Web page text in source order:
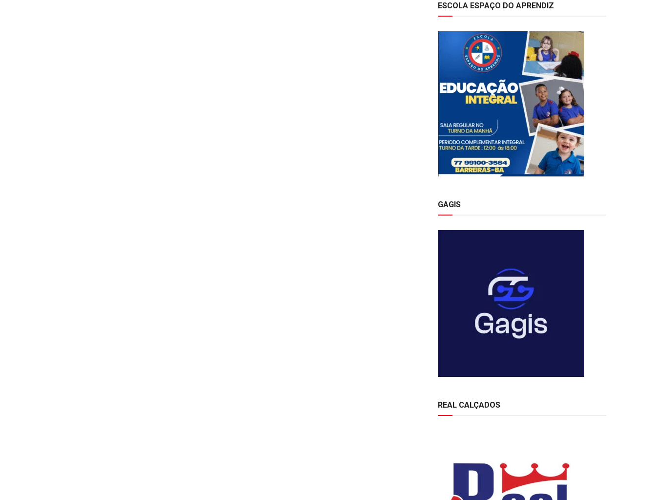
ESCOLA ESPAÇO DO APRENDIZ
GAGIS
REAL CALÇADOS